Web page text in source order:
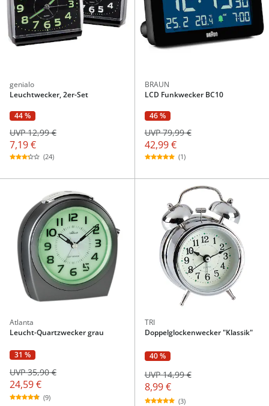
genialo
Leuchtwecker, 2er-Set
44 %
7,19 €
UVP 12,99 €
(24)
BRAUN
LCD Funkwecker BC10
46 %
42,99 €
UVP 79,99 €
(1)
Atlanta
Leucht-Quartzwecker grau
31 %
24,59 €
UVP 35,90 €
(9)
TRI
Doppelglockenwecker "Klassik"
40 %
8,99 €
UVP 14,99 €
(3)